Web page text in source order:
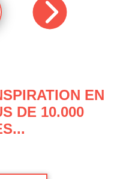
EN
DE 10.000